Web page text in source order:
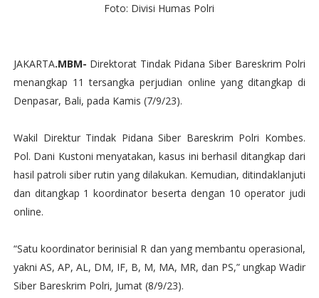
Foto: Divisi Humas Polri
JAKARTA.MBM- Direktorat Tindak Pidana Siber Bareskrim Polri
menangkap 11 tersangka perjudian online yang ditangkap di
Denpasar, Bali, pada Kamis (7/9/23).
Wakil Direktur Tindak Pidana Siber Bareskrim Polri Kombes.
Pol. Dani Kustoni menyatakan, kasus ini berhasil ditangkap dari
hasil patroli siber rutin yang dilakukan. Kemudian, ditindaklanjuti
dan ditangkap 1 koordinator beserta dengan 10 operator judi
online.
“Satu koordinator berinisial R dan yang membantu operasional,
yakni AS, AP, AL, DM, IF, B, M, MA, MR, dan PS,” ungkap Wadir
Siber Bareskrim Polri, Jumat (8/9/23).